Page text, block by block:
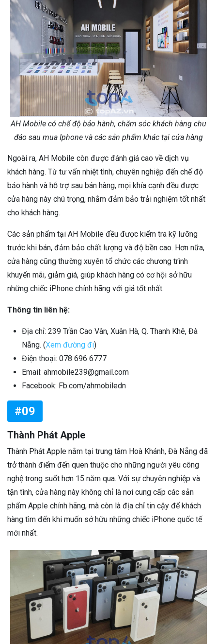
AH Mobile có chế độ bảo hành, chăm sóc khách hàng chu
đáo sau mua Iphone và các sản phẩm khác tại cửa hàng
Ngoài ra, AH Mobile còn được đánh giá cao về dịch vụ
khách hàng. Từ tư vấn nhiệt tình, chuyên nghiệp đến chế độ
bảo hành và hỗ trợ sau bán hàng, mọi khía cạnh đều được
cửa hàng này chú trọng, nhằm đảm bảo trải nghiệm tốt nhất
cho khách hàng.
Các sản phẩm tại AH Mobile đều được kiểm tra kỹ lưỡng
trước khi bán, đảm bảo chất lượng và độ bền cao. Hơn nữa,
cửa hàng cũng thường xuyên tổ chức các chương trình
khuyến mãi, giảm giá, giúp khách hàng có cơ hội sở hữu
những chiếc iPhone chính hãng với giá tốt nhất.
Thông tin liên hệ:
Địa chỉ: 239 Trần Cao Vân, Xuân Hà, Q. Thanh Khê, Đà
Nẵng. (Xem đường đi)
Điện thoại: 078 696 6777
Email: ahmobile239@gmail.com
Facebook: Fb.com/ahmobiledn
#09
Thành Phát Apple
Thành Phát Apple nằm tại trung tâm Hoà Khánh, Đà Nẵng đã
trở thành điểm đến quen thuộc cho những người yêu công
nghệ trong suốt hơn 15 năm qua. Với sự chuyên nghiệp và
tận tình, cửa hàng này không chỉ là nơi cung cấp các sản
phẩm Apple chính hãng, mà còn là địa chỉ tin cậy để khách
hàng tìm đến khi muốn sở hữu những chiếc iPhone quốc tế
mới nhất.